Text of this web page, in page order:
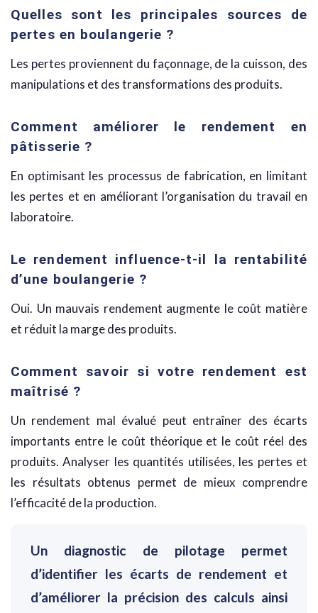
Quelles sont les principales sources de
pertes en boulangerie ?
Les pertes proviennent du façonnage, de la cuisson, des
manipulations et des transformations des produits.
Comment améliorer le rendement en
pâtisserie ?
En optimisant les processus de fabrication, en limitant
les pertes et en améliorant l’organisation du travail en
laboratoire.
Le rendement influence-t-il la rentabilité
d’une boulangerie ?
Oui. Un mauvais rendement augmente le coût matière
et réduit la marge des produits.
Comment savoir si votre rendement est
maîtrisé ?
Un rendement mal évalué peut entraîner des écarts
importants entre le coût théorique et le coût réel des
produits. Analyser les quantités utilisées, les pertes et
les résultats obtenus permet de mieux comprendre
l’efficacité de la production.
Un diagnostic de pilotage permet
d’identifier les écarts de rendement et
d’améliorer la précision des calculs ainsi